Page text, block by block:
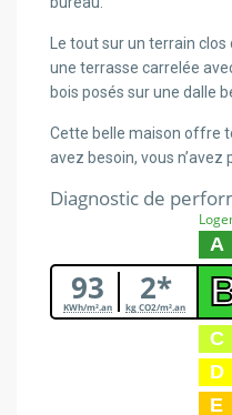
Le tout sur un terrain
une terrasse carrelée
bois posés sur une dalle
Cette belle maison offre
avez besoin, vous n’avez
Diagnostic de
93
KWh/m².an 2*
kg CO2/m².an
A
C
D
E